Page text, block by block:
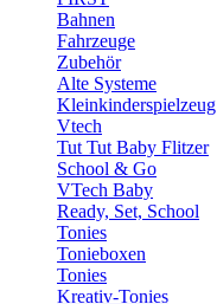
Bahnen
Fahrzeuge
Zubehör
Alte Systeme
Kleinkinderspielzeug
Vtech
Tut Tut Baby Flitzer
School & Go
VTech Baby
Ready, Set, School
Tonies
Tonieboxen
Tonies
Kreativ-Tonies